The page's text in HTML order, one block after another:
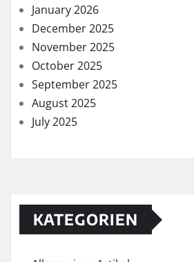
January 2026
December 2025
November 2025
October 2025
September 2025
August 2025
July 2025
KATEGORIEN